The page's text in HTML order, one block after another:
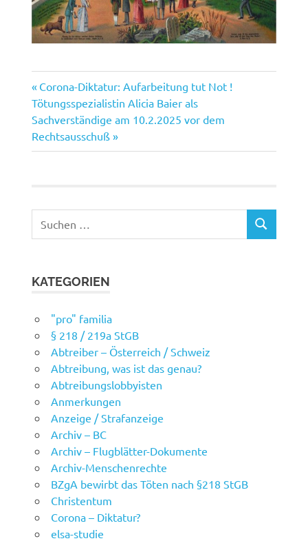
Beitragsnavigation
Vorheriger
Beitrag:
Corona-Diktatur: Aufarbeitung tut Not !
Nächster
Beitrag:
Tötungsspezialistin Alicia Baier als
Sachverständige am 10.2.2025 vor dem
Rechtsausschuß
nach:
SUCHEN
KATEGORIEN
"pro" familia
§ 218 / 219a StGB
Abtreiber – Österreich / Schweiz
Abtreibung, was ist das genau?
Abtreibungslobbyisten
Anmerkungen
Anzeige / Strafanzeige
Archiv – BC
Archiv – Flugblätter-Dokumente
Archiv-Menschenrechte
BZgA bewirbt das Töten nach §218 StGB
Christentum
Corona – Diktatur?
elsa-studie